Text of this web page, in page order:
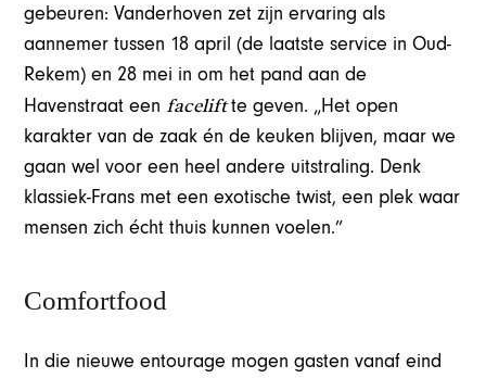
gebeuren: Vanderhoven zet zijn ervaring als
aannemer tussen 18 april (de laatste service in Oud-
Rekem) en 28 mei in om het pand aan de
Havenstraat een faceliftte geven. „Het open
karakter van de zaak én de keuken blijven, maar we
gaan wel voor een heel andere uitstraling. Denk
klassiek-Frans met een exotische twist, een plek waar
mensen zich écht thuis kunnen voelen.”
Comfortfood
In die nieuwe entourage mogen gasten vanaf eind